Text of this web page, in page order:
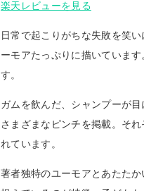
楽天レビューを見る
日常で起こりがちな失敗を笑
ーモアたっぷりに描いていま
す。
ガムを飲んだ、シャンプーが
さまざまなピンチを掲載。そ
れています。
著者独特のユーモアとあたた